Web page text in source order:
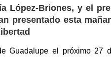
López-Briones, y el
presentado esta
Guadalupe el próximo 27